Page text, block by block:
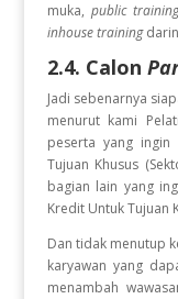
muka, public training
inhouse training
2.4. Calon
Jadi sebenarnya
menurut kami
peserta yang ingin
Tujuan Khusus
bagian lain yang
Kredit Untuk Tujuan
Dan tidak menutup
karyawan yang
menambah